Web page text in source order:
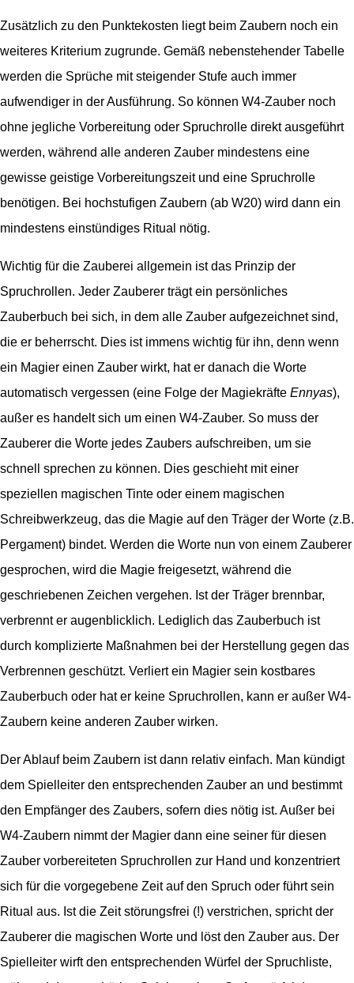
Zusätzlich zu den Punktekosten liegt beim Zaubern noch ein
weiteres Kriterium zugrunde. Gemäß nebenstehender Tabelle
werden die Sprüche mit steigender Stufe auch immer
aufwendiger in der Ausführung. So können W4-Zauber noch
ohne jegliche Vorbereitung oder Spruchrolle direkt ausgeführt
werden, während alle anderen Zauber mindestens eine
gewisse geistige Vorbereitungszeit und eine Spruchrolle
benötigen. Bei hochstufigen Zaubern (ab W20) wird dann ein
mindestens einstündiges Ritual nötig.
Wichtig für die Zauberei allgemein ist das Prinzip der
Spruchrollen. Jeder Zauberer trägt ein persönliches
Zauberbuch bei sich, in dem alle Zauber aufgezeichnet sind,
die er beherrscht. Dies ist immens wichtig für ihn, denn wenn
ein Magier einen Zauber wirkt, hat er danach die Worte
automatisch vergessen (eine Folge der Magiekräfte Ennyas),
außer es handelt sich um einen W4-Zauber. So muss der
Zauberer die Worte jedes Zaubers aufschreiben, um sie
schnell sprechen zu können. Dies geschieht mit einer
speziellen magischen Tinte oder einem magischen
Schreibwerkzeug, das die Magie auf den Träger der Worte (z.B.
Pergament) bindet. Werden die Worte nun von einem Zauberer
gesprochen, wird die Magie freigesetzt, während die
geschriebenen Zeichen vergehen. Ist der Träger brennbar,
verbrennt er augenblicklich. Lediglich das Zauberbuch ist
durch komplizierte Maßnahmen bei der Herstellung gegen das
Verbrennen geschützt. Verliert ein Magier sein kostbares
Zauberbuch oder hat er keine Spruchrollen, kann er außer W4-
Zaubern keine anderen Zauber wirken.
Der Ablauf beim Zaubern ist dann relativ einfach. Man kündigt
dem Spielleiter den entsprechenden Zauber an und bestimmt
den Empfänger des Zaubers, sofern dies nötig ist. Außer bei
W4-Zaubern nimmt der Magier dann eine seiner für diesen
Zauber vorbereiteten Spruchrollen zur Hand und konzentriert
sich für die vorgegebene Zeit auf den Spruch oder führt sein
Ritual aus. Ist die Zeit störungsfrei (!) verstrichen, spricht der
Zauberer die magischen Worte und löst den Zauber aus. Der
Spielleiter wirft den entsprechenden Würfel der Spruchliste,